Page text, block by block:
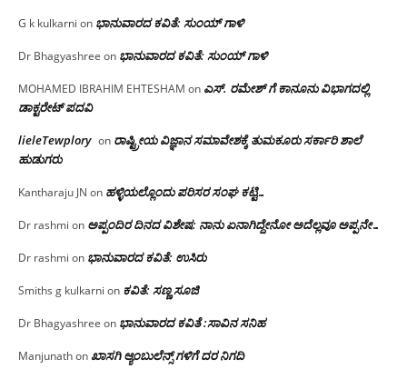
G k kulkarni on ಭಾನುವಾರದ ಕವಿತೆ: ಸುಂಯ್ ಗಾಳಿ
Dr Bhagyashree on ಭಾನುವಾರದ ಕವಿತೆ: ಸುಂಯ್ ಗಾಳಿ
MOHAMED IBRAHIM EHTESHAM on ಎಸ್. ರಮೇಶ್ ಗೆ ಕಾನೂನು ವಿಭಾಗದಲ್ಲಿ
ಡಾಕ್ಟರೇಟ್ ಪದವಿ
lieleTewplory on ರಾಷ್ಟ್ರೀಯ ವಿಜ್ಞಾನ ಸಮಾವೇಶಕ್ಕೆ‌ ತುಮಕೂರು ಸರ್ಕಾರಿ ಶಾಲೆ
ಹುಡುಗರು
Kantharaju JN on ಹಳ್ಳಿಯಲ್ಲೊಂದು ಪರಿಸರ ಸಂಘ ಕಟ್ಟಿ…
Dr rashmi on ಅಪ್ಪಂದಿರ ದಿನದ ವಿಶೇಷ: ನಾನು ಏನಾಗಿದ್ದೇನೋ‌ ಅದೆಲ್ಲವೂ ಅಪ್ಪನೇ…
Dr rashmi on ಭಾನುವಾರದ ಕವಿತೆ: ಉಸಿರು
Smiths g kulkarni on ಕವಿತೆ: ಸಣ್ಣ ಸೂಜಿ
Dr Bhagyashree on ಭಾನುವಾರದ ಕವಿತೆ :ಸಾವಿನ ಸನಿಹ
Manjunathonಖಾಸಗಿ ಆ್ಯಂಬುಲೆನ್ಸ್ ಗಳಿಗೆ ದರ ನಿಗದಿ